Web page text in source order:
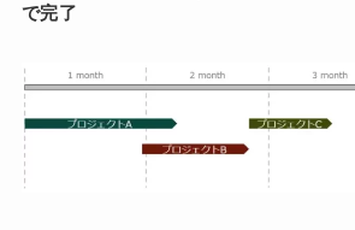
で完了